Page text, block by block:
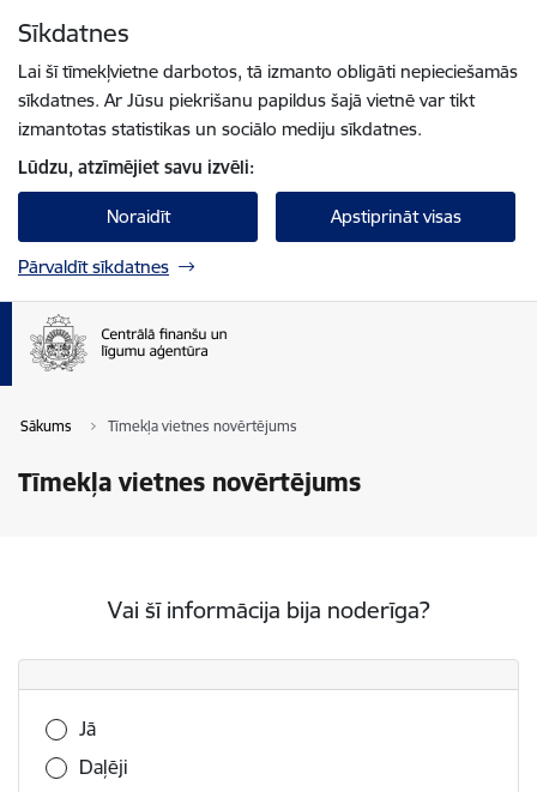
Sīkdatnes
Lai šī tīmekļvietne darbotos, tā izmanto obligāti nepieciešamās
sīkdatnes. Ar Jūsu piekrišanu papildus šajā vietnē var tikt
izmantotas statistikas un sociālo mediju sīkdatnes.
Lūdzu, atzīmējiet savu izvēli:
Noraidīt Apstiprināt visas
Pārvaldīt sīkdatnes
Sākums Tīmekļa vietnes novērtējums
Tīmekļa vietnes novērtējums
Vai šī informācija bija noderīga?
Vai šī informācija bija noderīga?
Jā
Daļēji